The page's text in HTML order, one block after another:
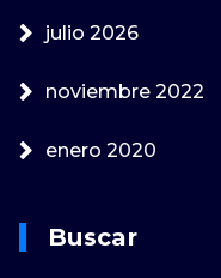
julio 2026
noviembre 2022
enero 2020
Buscar